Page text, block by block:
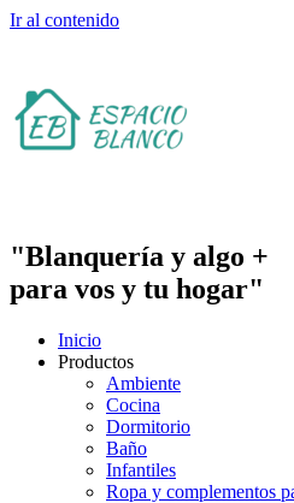
Ir al contenido
"Blanquería y algo +
para vos y tu hogar"
Inicio
Productos
Ambiente
Cocina
Dormitorio
Baño
Infantiles
Ropa y complementos